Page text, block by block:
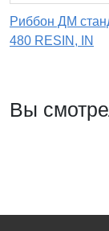
Риббон ДМ
480 RESIN, IN
Вы